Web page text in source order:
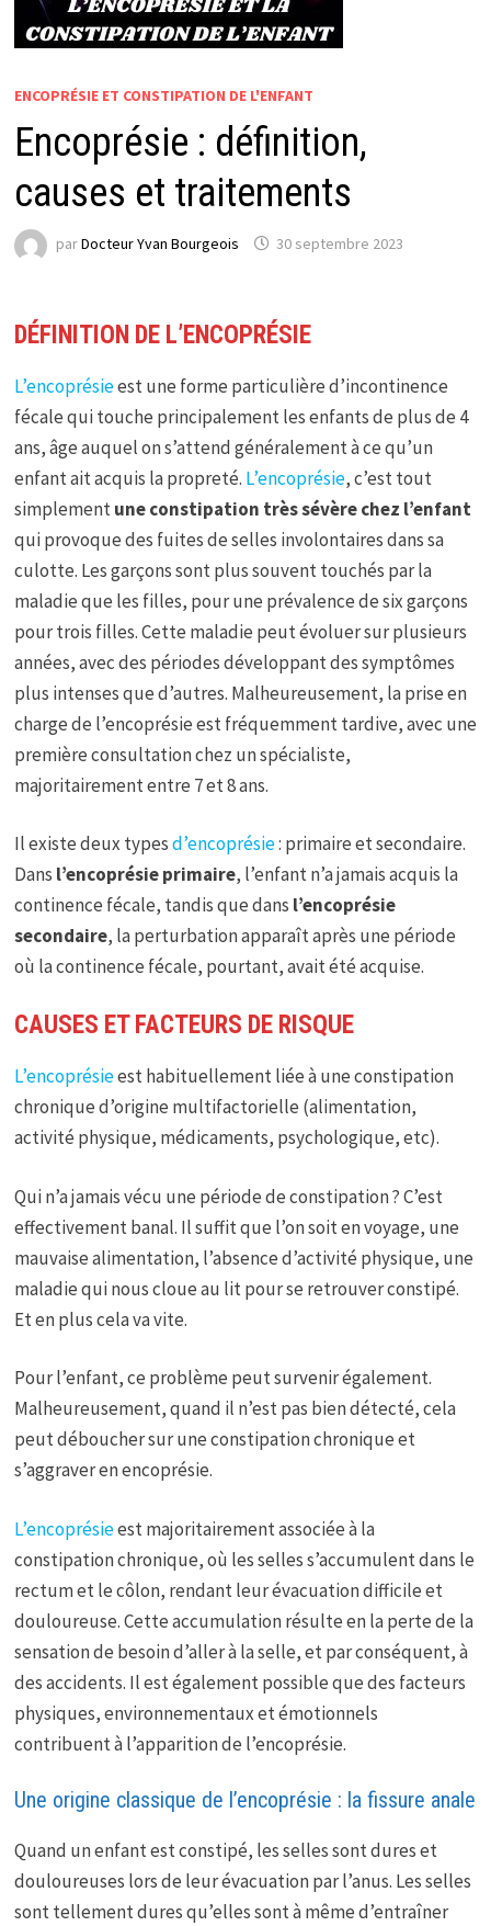
ENCOPRÉSIE ET CONSTIPATION DE L'ENFANT
Encoprésie : définition,
causes et traitements
parDocteur Yvan Bourgeois 30 septembre 2023
DÉFINITION DE L’ENCOPRÉSIE
L’encoprésieest une forme particulière d’incontinence
fécale qui touche principalement les enfants de plus de 4
ans, âge auquel on s’attend généralement à ce qu’un
enfant ait acquis la propreté. L’encoprésie, c’est tout
simplementune constipation très sévère chez l’enfant
qui provoque des fuites de selles involontaires dans sa
culotte. Les garçons sont plus souvent touchés par la
maladie que les filles, pour une prévalence de six garçons
pour trois filles. Cette maladie peut évoluer sur plusieurs
années, avec des périodes développant des symptômes
plus intenses que d’autres. Malheureusement, la prise en
charge de l’encoprésie est fréquemment tardive, avec une
première consultation chez un spécialiste,
majoritairement entre 7 et 8 ans.
Il existe deux typesd’encoprésie: primaire et secondaire.
Dans l’encoprésie primaire, l’enfant n’a jamais acquis la
continence fécale, tandis que dans l’encoprésie
secondaire, la perturbation apparaît après une période
où la continence fécale, pourtant, avait été acquise.
CAUSES ET FACTEURS DE RISQUE
L’encoprésieest habituellement liée à une constipation
chronique d’origine multifactorielle (alimentation,
activité physique, médicaments, psychologique, etc).
Qui n’a jamais vécu une période de constipation ? C’est
effectivement banal. Il suffit que l’on soit en voyage, une
mauvaise alimentation, l’absence d’activité physique, une
maladie qui nous cloue au lit pour se retrouver constipé.
Et en plus cela va vite.
Pour l’enfant, ce problème peut survenir également.
Malheureusement, quand il n’est pas bien détecté, cela
peut déboucher sur une constipation chronique et
s’aggraver en encoprésie.
L’encoprésieest majoritairement associée à la
constipation chronique, où les selles s’accumulent dans le
rectum et le côlon, rendant leur évacuation difficile et
douloureuse. Cette accumulation résulte en la perte de la
sensation de besoin d’aller à la selle, et par conséquent, à
des accidents. Il est également possible que des facteurs
physiques, environnementaux et émotionnels
contribuent à l’apparition de l’encoprésie.
Une origine classique de l’encoprésie : la fissure anale
Quand un enfant est constipé, les selles sont dures et
douloureuses lors de leur évacuation par l’anus. Les selles
sont tellement dures qu’elles sont à même d’entraîner